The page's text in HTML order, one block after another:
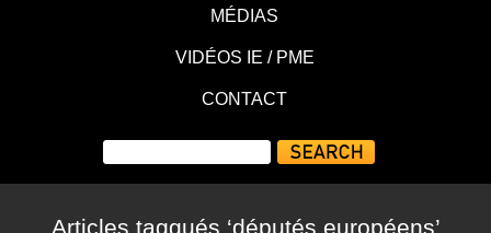
MÉDIAS
VIDÉOS IE / PME
CONTACT
Articles taggués ‘députés européens’